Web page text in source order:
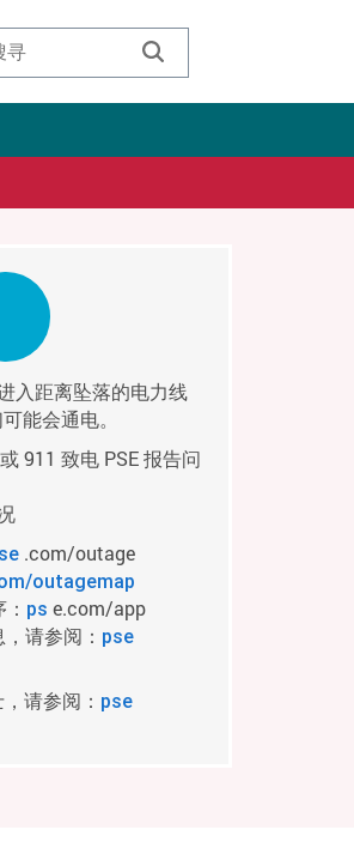
入距离坠落的电力线
能会通电。
或 911 致电 PSE 报告问
.com/outage
outagemap
ps e.com/app
请参阅： pse
请参阅： pse